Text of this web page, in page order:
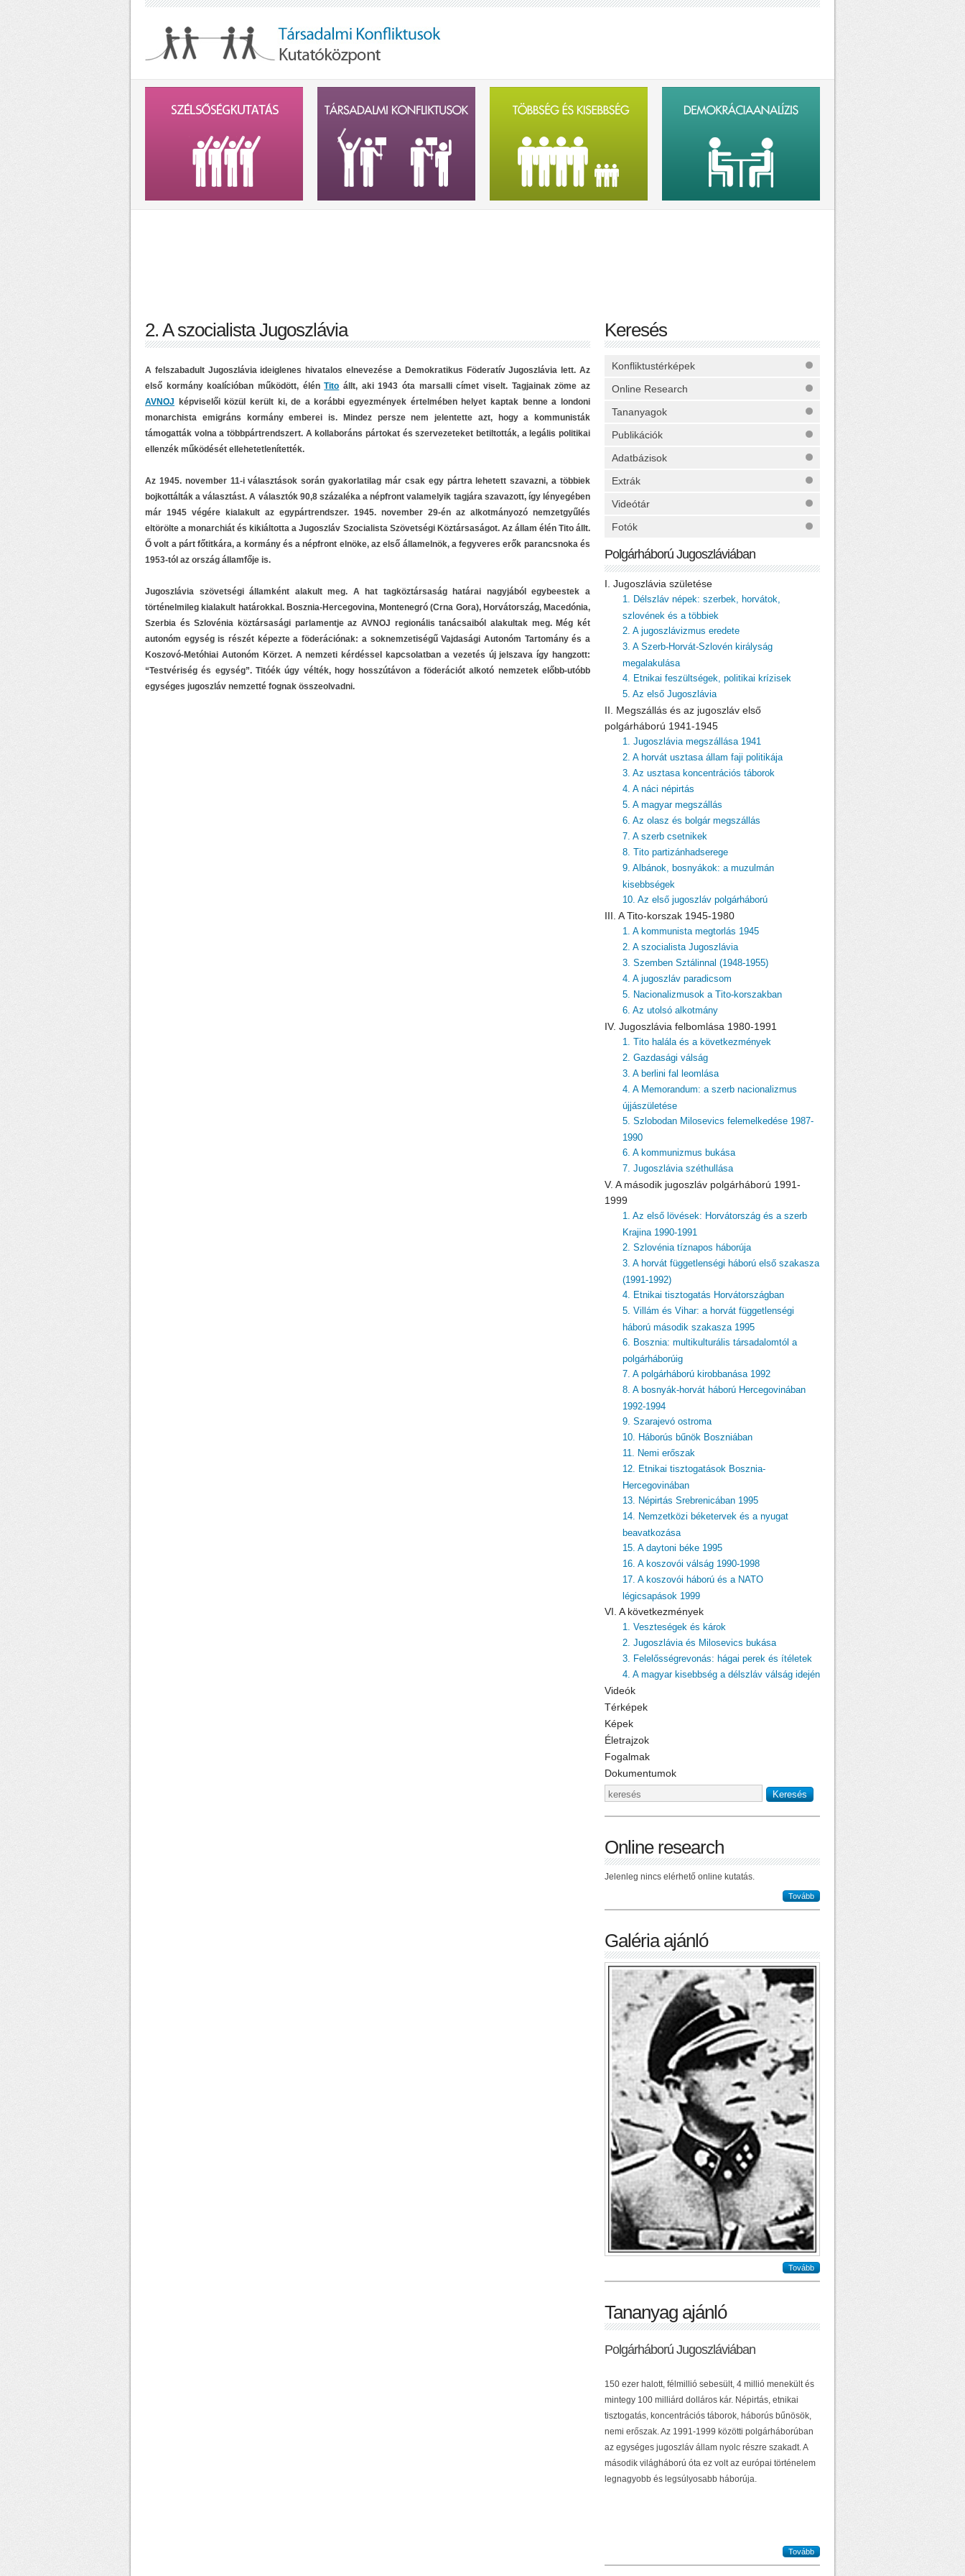
2. A szocialista Jugoszlávia
A felszabadult Jugoszlávia ideiglenes hivatalos elnevezése a Demokratikus Föderatív Jugoszlávia lett. Az
első kormány koalícióban működött, élénTito állt, aki 1943 óta marsalli címet viselt. Tagjainak zöme az
AVNOJ képviselői közül került ki, de a korábbi egyezmények értelmében helyet kaptak benne a londoni
monarchista emigráns kormány emberei is. Mindez persze nem jelentette azt, hogy a kommunisták
támogatták volna a többpártrendszert. A kollaboráns pártokat és szervezeteket betiltották, a legális politikai
ellenzék működését ellehetetlenítették.
Az 1945. november 11-i választások során gyakorlatilag már csak egy pártra lehetett szavazni, a többiek
bojkottálták a választást. A választók 90,8 százaléka a népfront valamelyik tagjára szavazott, így lényegében
már 1945 végére kialakult az egypártrendszer. 1945. november 29-én az alkotmányozó nemzetgyűlés
eltörölte a monarchiát és kikiáltotta a Jugoszláv Szocialista Szövetségi Köztársaságot. Az állam élén Tito állt.
Ő volt a párt főtitkára, a kormány és a népfront elnöke, az első államelnök, a fegyveres erők parancsnoka és
1953-tól az ország államfője is.
Jugoszlávia szövetségi államként alakult meg. A hat tagköztársaság határai nagyjából egybeestek a
történelmileg kialakult határokkal. Bosznia-Hercegovina, Montenegró (Crna Gora), Horvátország, Macedónia,
Szerbia és Szlovénia köztársasági parlamentje az AVNOJ regionális tanácsaiból alakultak meg. Még két
autonóm egység is részét képezte a föderációnak: a soknemzetiségű Vajdasági Autonóm Tartomány és a
Koszovó-Metóhiai Autonóm Körzet. A nemzeti kérdéssel kapcsolatban a vezetés új jelszava így hangzott:
“Testvériség és egység”. Titóék úgy vélték, hogy hosszútávon a föderációt alkotó nemzetek előbb-utóbb
egységes jugoszláv nemzetté fognak összeolvadni.
Keresés
Konfliktustérképek
Online Research
Tananyagok
Publikációk
Adatbázisok
Extrák
Videótár
Fotók
Polgárháború Jugoszláviában
I. Jugoszlávia születése
1. Délszláv népek: szerbek, horvátok,
szlovének és a többiek
2. A jugoszlávizmus eredete
3. A Szerb-Horvát-Szlovén királyság
megalakulása
4. Etnikai feszültségek, politikai krízisek
5. Az első Jugoszlávia
II. Megszállás és az jugoszláv első
polgárháború 1941-1945
1. Jugoszlávia megszállása 1941
2. A horvát usztasa állam faji politikája
3. Az usztasa koncentrációs táborok
4. A náci népirtás
5. A magyar megszállás
6. Az olasz és bolgár megszállás
7. A szerb csetnikek
8. Tito partizánhadserege
9. Albánok, bosnyákok: a muzulmán
kisebbségek
10. Az első jugoszláv polgárháború
III. A Tito-korszak 1945-1980
1. A kommunista megtorlás 1945
2. A szocialista Jugoszlávia
3. Szemben Sztálinnal (1948-1955)
4. A jugoszláv paradicsom
5. Nacionalizmusok a Tito-korszakban
6. Az utolsó alkotmány
IV. Jugoszlávia felbomlása 1980-1991
1. Tito halála és a következmények
2. Gazdasági válság
3. A berlini fal leomlása
4. A Memorandum: a szerb nacionalizmus
újjászületése
5. Szlobodan Milosevics felemelkedése 1987-
1990
6. A kommunizmus bukása
7. Jugoszlávia széthullása
V. A második jugoszláv polgárháború 1991-
1999
1. Az első lövések: Horvátország és a szerb
Krajina 1990-1991
2. Szlovénia tíznapos háborúja
3. A horvát függetlenségi háború első szakasza
(1991-1992)
4. Etnikai tisztogatás Horvátországban
5. Villám és Vihar: a horvát függetlenségi
háború második szakasza 1995
6. Bosznia: multikulturális társadalomtól a
polgárháborúig
7. A polgárháború kirobbanása 1992
8. A bosnyák-horvát háború Hercegovinában
1992-1994
9. Szarajevó ostroma
10. Háborús bűnök Boszniában
11. Nemi erőszak
12. Etnikai tisztogatások Bosznia-
Hercegovinában
13. Népirtás Srebrenicában 1995
14. Nemzetközi béketervek és a nyugat
beavatkozása
15. A daytoni béke 1995
16. A koszovói válság 1990-1998
17. A koszovói háború és a NATO
légicsapások 1999
VI. A következmények
1. Veszteségek és károk
2. Jugoszlávia és Milosevics bukása
3. Felelősségrevonás: hágai perek és ítéletek
4. A magyar kisebbség a délszláv válság idején
Videók
Térképek
Képek
Életrajzok
Fogalmak
Dokumentumok
Online research
Jelenleg nincs elérhető online kutatás.
Tovább
Galéria ajánló
Tovább
Tananyag ajánló
Polgárháború Jugoszláviában
150 ezer halott, félmillió sebesült, 4 millió menekült és
mintegy 100 milliárd dolláros kár. Népirtás, etnikai
tisztogatás, koncentrációs táborok, háborús bűnösök,
nemi erőszak. Az 1991-1999 közötti polgárháborúban
az egységes jugoszláv állam nyolc részre szakadt. A
második világháború óta ez volt az európai történelem
legnagyobb és legsúlyosabb háborúja.
Tovább